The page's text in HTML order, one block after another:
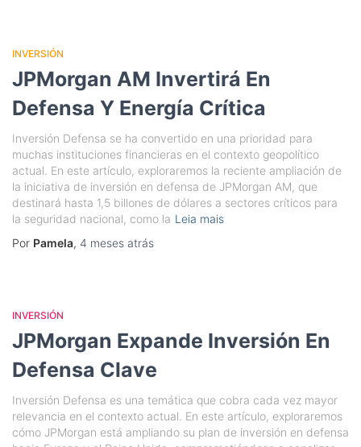
INVERSIÓN
JPMorgan AM Invertirá En
Defensa Y Energía Crítica
Inversión Defensa se ha convertido en una prioridad para
muchas instituciones financieras en el contexto geopolítico
actual. En este artículo, exploraremos la reciente ampliación de
la iniciativa de inversión en defensa de JPMorgan AM, que
destinará hasta 1,5 billones de dólares a sectores críticos para
la seguridad nacional, como la Leia mais
Por Pamela, 4 meses atrás
INVERSIÓN
JPMorgan Expande Inversión En
Defensa Clave
Inversión Defensa es una temática que cobra cada vez mayor
relevancia en el contexto actual. En este artículo, exploraremos
cómo JPMorgan está ampliando su plan de inversión en defensa